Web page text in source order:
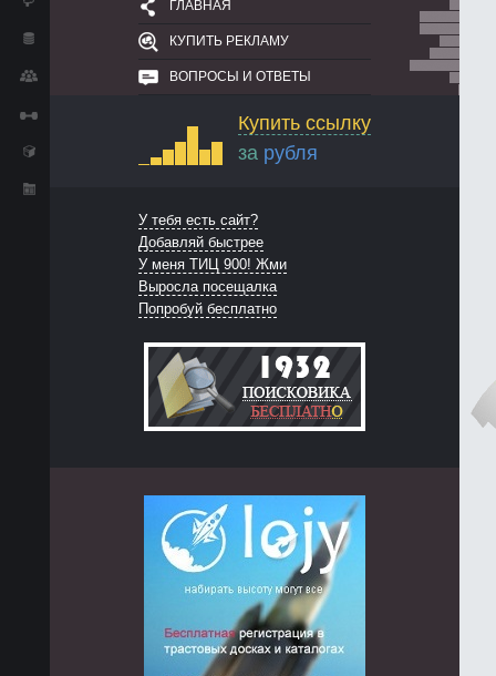
ГЛАВНАЯ
КУПИТЬ РЕКЛАМУ
ВОПРОСЫ И ОТВЕТЫ
Купить ссылку
за рубля
У тебя есть сайт?
Добавляй быстрее
У меня ТИЦ 900! Жми
Выросла посещалка
Попробуй бесплатно